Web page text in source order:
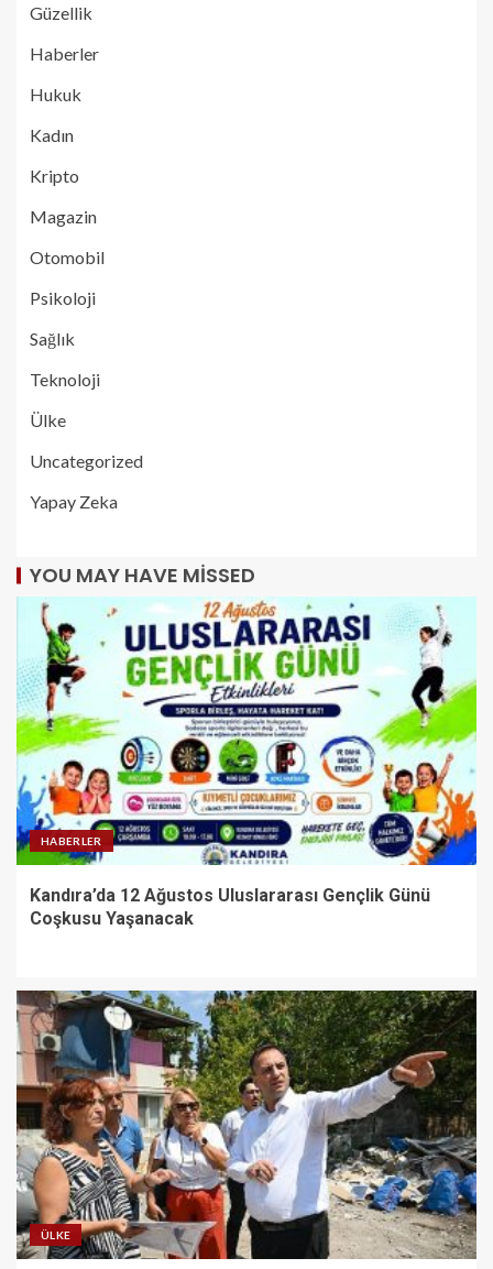
Güzellik
Haberler
Hukuk
Kadın
Kripto
Magazin
Otomobil
Psikoloji
Sağlık
Teknoloji
Ülke
Uncategorized
Yapay Zeka
YOU MAY HAVE MISSED
HABERLER
Kandıra’da 12 Ağustos Uluslararası Gençlik Günü
Coşkusu Yaşanacak
ÜLKE